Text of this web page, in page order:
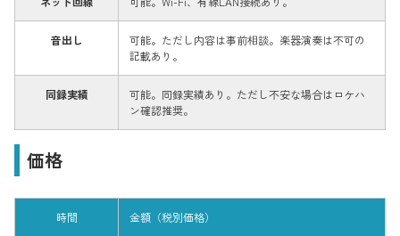
音出し
可能。ただし内容は事前相談。楽器演奏は不可の
記載あり。
同録実績
可能。同録実績あり。ただし不安な場合はロケハ
ン確認推奨。
価格
時間 金額（税別価格）